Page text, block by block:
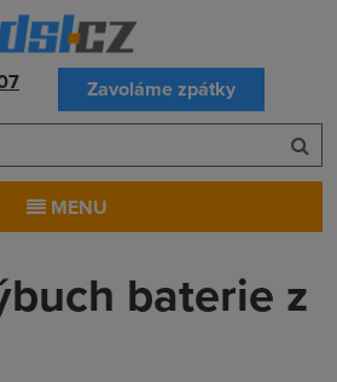
Zavoláme zpátky
MENU
baterie z